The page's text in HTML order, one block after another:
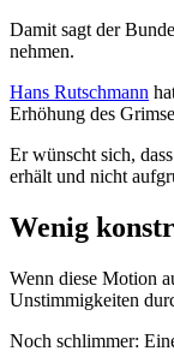
Damit sagt der
nehmen.
Hans Rutschmann
Erhöhung des
Er wünscht sich,
erhält und nicht
Wenig
Wenn diese Motion
Unstimmigkeiten
Noch schlimmer: